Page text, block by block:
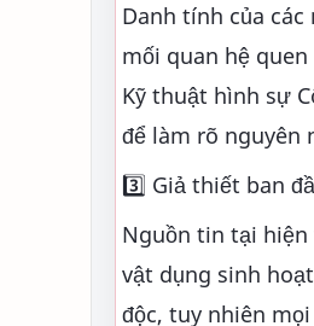
Danh tính của
mối quan hệ
Kỹ thuật hình sự
để làm rõ nguyên
3️⃣ Giả thiết ban
Nguồn tin tại
vật dụng sinh
độc, tuy nhiên